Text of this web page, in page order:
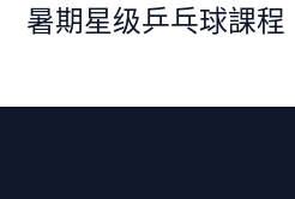
暑期星级乒乓球課程